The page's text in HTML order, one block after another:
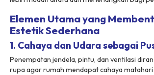
Elemen Utama yang
Estetik Sederhana
1. Cahaya dan Udara sebagai
Penempatan jendela, pintu, dan ventilasi
rupa agar rumah mendapat cahaya matahari